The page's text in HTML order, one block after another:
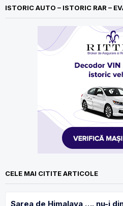
ISTORIC AUTO – ISTORIC RAR –
CELE MAI CITITE ARTICOLE
Sarea de Himalaya …. nu-i